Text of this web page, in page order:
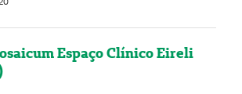
Espaço Clínico Eireli